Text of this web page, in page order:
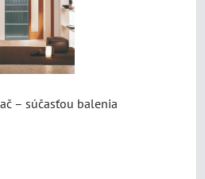
– súčasťou balenia